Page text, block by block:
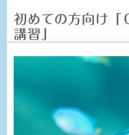
初めての方向け「
講習」